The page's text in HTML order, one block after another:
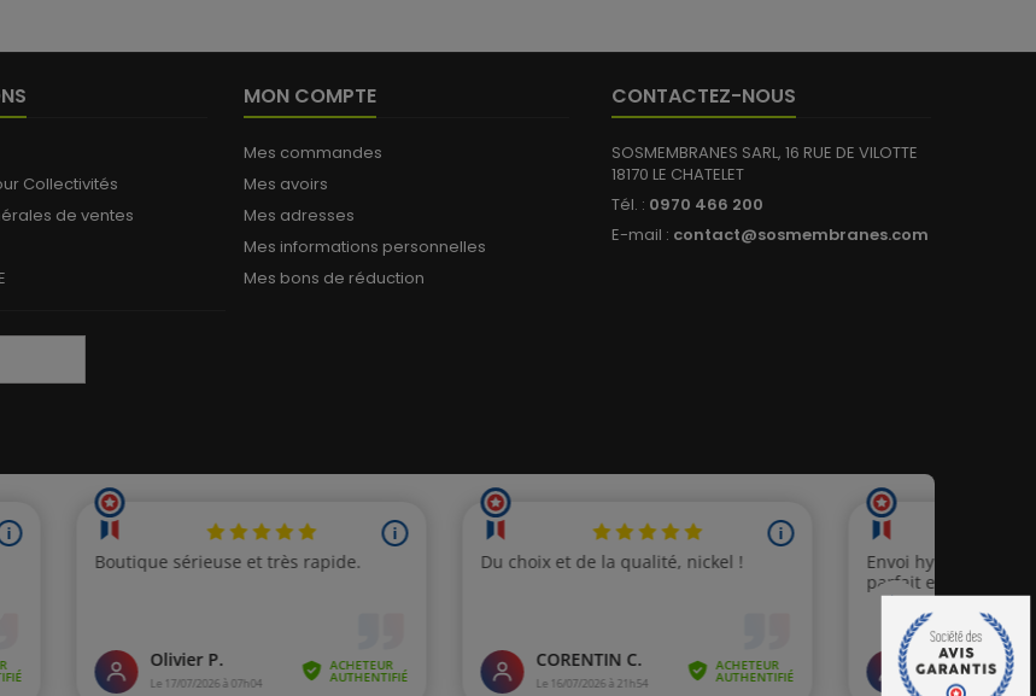
Collectivités
de ventes
MON COMPTE
Mes commandes
Mes avoirs
Mes adresses
Mes informations personnelles
Mes bons de réduction
CONTACTEZ-NOUS
SOSMEMBRANES SARL, 16 RUE DE VILOTTE
18170 LE CHATELET
Tél. : 0970 466 200
E-mail : contact@sosmembranes.com